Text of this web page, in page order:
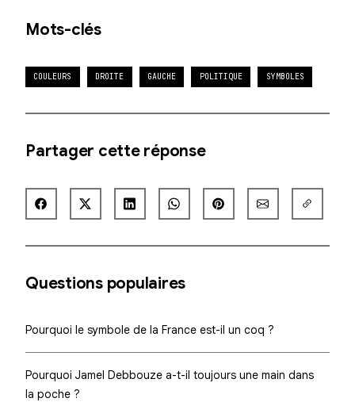
Mots-clés
COULEURS DROITE GAUCHE POLITIQUE SYMBOLES
Partager cette réponse
Questions populaires
Pourquoi le symbole de la France est-il un coq ?
Pourquoi Jamel Debbouze a-t-il toujours une main dans
la poche ?